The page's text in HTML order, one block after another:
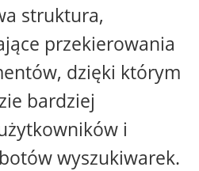
struktura,
przekierowania
dzięki którym
bardziej
i
wyszukiwarek.